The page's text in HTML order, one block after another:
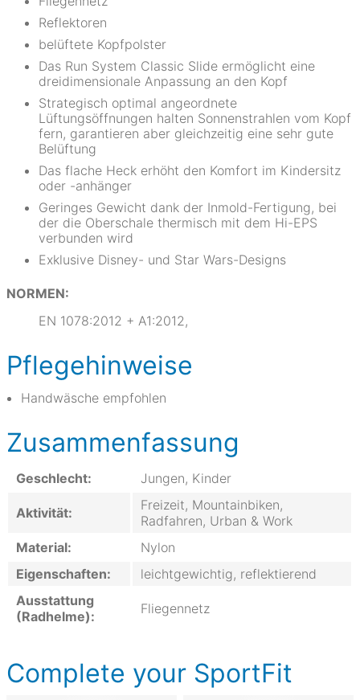
Reflektoren
belüftete Kopfpolster
Das Run System Classic Slide ermöglicht eine
dreidimensionale Anpassung an den Kopf
Strategisch optimal angeordnete
Lüftungsöffnungen halten Sonnenstrahlen vom Kopf
fern, garantieren aber gleichzeitig eine sehr gute
Belüftung
Das flache Heck erhöht den Komfort im Kindersitz
oder -anhänger
Geringes Gewicht dank der Inmold-Fertigung, bei
der die Oberschale thermisch mit dem Hi-EPS
verbunden wird
Exklusive Disney- und Star Wars-Designs
NORMEN:
EN 1078:2012 + A1:2012,
Pflegehinweise
Handwäsche empfohlen
Zusammenfassung
Geschlecht: Jungen, Kinder
Aktivität:
Freizeit, Mountainbiken,
Radfahren, Urban & Work
Material:
Nylon
Eigenschaften:
leichtgewichtig, reflektierend
Ausstattung
(Radhelme):
Fliegennetz
Complete your SportFit